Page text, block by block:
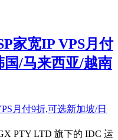
家宽IP VPS月付
国/马来西亚/越南
PTY LTD 旗下的 IDC 运